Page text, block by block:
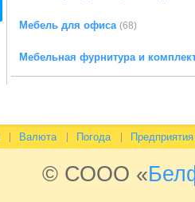
Мебель для офиса (68)
Мебельная фурнитура и
Валюта Погода Предприятия
© СООО «